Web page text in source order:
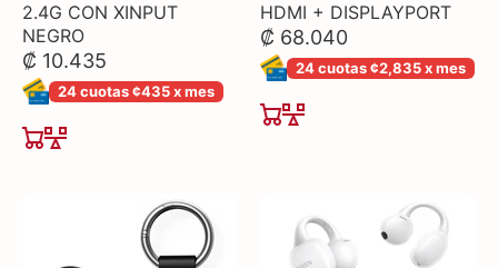
2.4G CON XINPUT
NEGRO
₡ 10.435
24 cuotas ¢435 x mes
HDMI + DISPLAYPORT
₡ 68.040
24 cuotas ¢2,835 x mes